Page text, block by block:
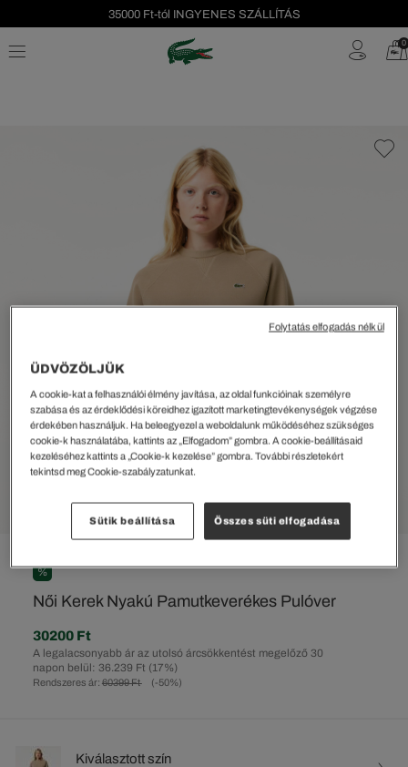
35000 Ft-tól INGYENES SZÁLLÍTÁS
Szezonális leárazás akár -40%! 0
%
Női Kerek Nyakú Pamutkeverékes Pulóver
Rendszeres ár: 60399 Ft (-50%)
A legalacsonyabb ár az utolsó árcsökkentést megelőző 30
napon belül: 36.239 Ft (17%)
30200 Ft
Kiválasztott szín
ÜDVÖZÖLJÜK
A cookie-kat a felhasználói élmény javítása, az oldal funkcióinak személyre
szabása és az érdeklődési köreidhez igazított marketingtevékenységek végzése
érdekében használjuk. Ha beleegyezel a weboldalunk működéséhez szükséges
cookie-k használatába, kattints az „Elfogadom” gombra. A cookie-beállításaid
kezeléséhez kattints a „Cookie-k kezelése” gombra. További részletekért
tekintsd meg Cookie-szabályzatunkat.
Sütik beállítása Összes süti elfogadása
Folytatás elfogadás nélkül